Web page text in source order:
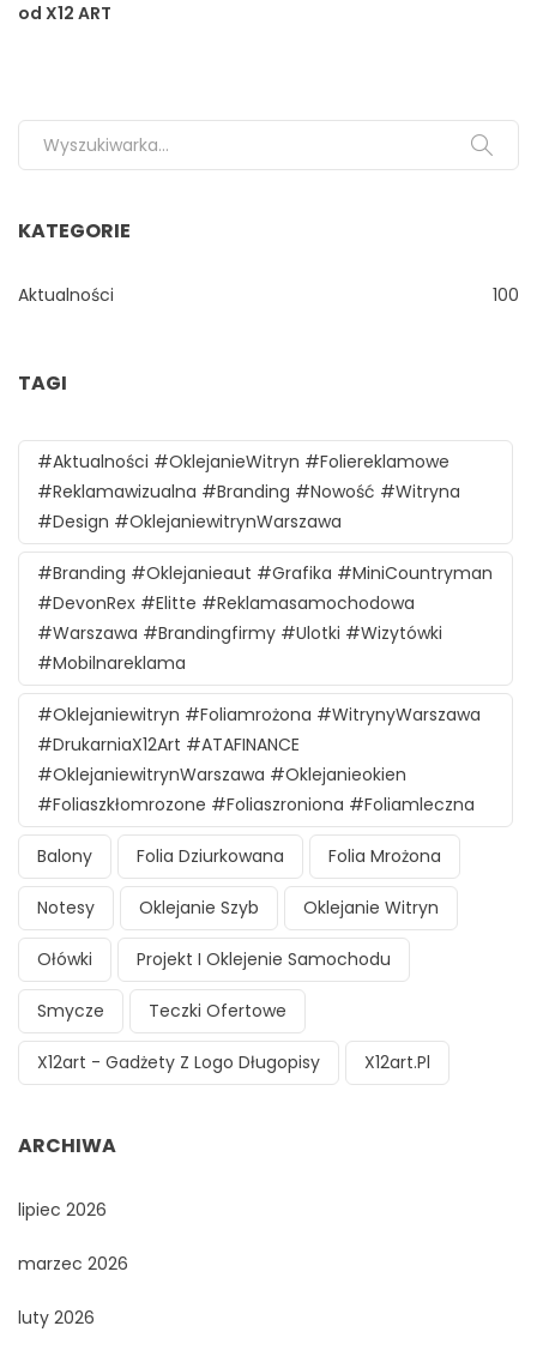
od X12 ART
Search for:
KATEGORIE
Aktualności 100
TAGI
#aktualności #oklejanieWitryn #foliereklamowe
#reklamawizualna #branding #nowość #witryna
#design #oklejaniewitrynWarszawa
#branding #oklejanieaut #grafika #MiniCountryman
#DevonRex #Elitte #reklamasamochodowa
#Warszawa #brandingfirmy #ulotki #wizytówki
#mobilnareklama
#oklejaniewitryn #foliamrożona #witrynyWarszawa
#DrukarniaX12Art #ATAFINANCE
#oklejaniewitrynWarszawa #oklejanieokien
#foliaszkłomrozone #foliaszroniona #foliamleczna
Balony Folia Dziurkowana Folia Mrożona
Notesy Oklejanie Szyb Oklejanie Witryn
Ołówki Projekt I Oklejenie Samochodu
Smycze Teczki Ofertowe
X12art - Gadżety Z Logo Długopisy X12art.pl
ARCHIWA
lipiec 2026
marzec 2026
luty 2026